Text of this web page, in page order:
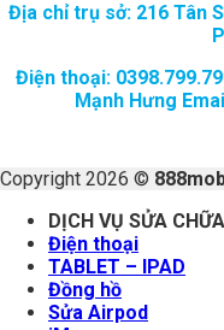
Địa chỉ trụ sở: 216 Tân
Điện thoại:
Mạnh Hưng
Copyright 2026 ©
DỊCH VỤ SỬA
Điện thoại
TABLET – IPAD
Đồng hồ
Sửa Airpod